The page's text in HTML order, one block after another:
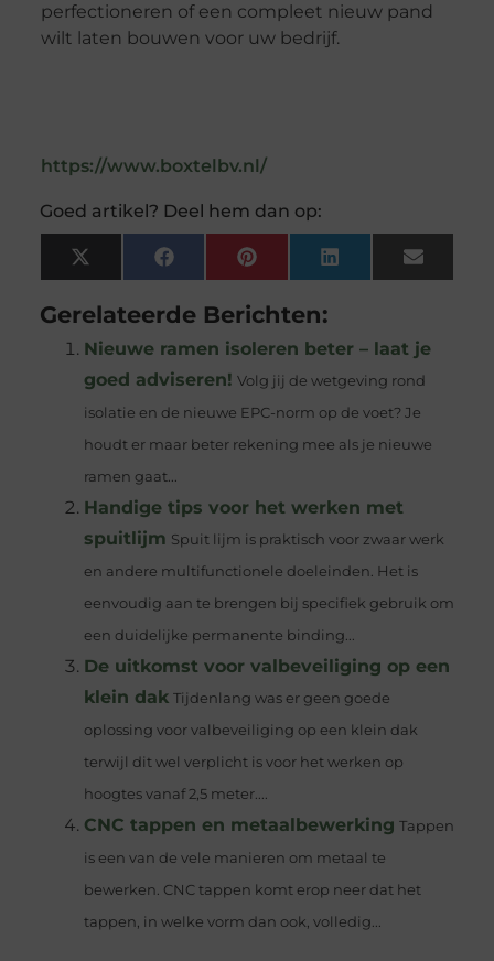
perfectioneren of een compleet nieuw pand
wilt laten bouwen voor uw bedrijf.
https://www.boxtelbv.nl/
Goed artikel? Deel hem dan op:
X
(Twitter)
FacebookPinterestLinkedInEmail
Gerelateerde Berichten:
Nieuwe ramen isoleren beter – laat je
goed adviseren! Volg jij de wetgeving rond
isolatie en de nieuwe EPC-norm op de voet? Je
houdt er maar beter rekening mee als je nieuwe
ramen gaat...
Handige tips voor het werken met
spuitlijm Spuit lijm is praktisch voor zwaar werk
en andere multifunctionele doeleinden. Het is
eenvoudig aan te brengen bij specifiek gebruik om
een ​​duidelijke permanente binding...
De uitkomst voor valbeveiliging op een
klein dak Tijdenlang was er geen goede
oplossing voor valbeveiliging op een klein dak
terwijl dit wel verplicht is voor het werken op
hoogtes vanaf 2,5 meter....
CNC tappen en metaalbewerking Tappen
is een van de vele manieren om metaal te
bewerken. CNC tappen komt erop neer dat het
tappen, in welke vorm dan ook, volledig...